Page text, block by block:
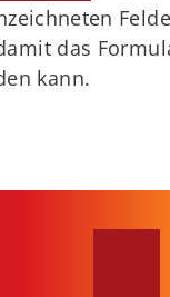
das
kann.